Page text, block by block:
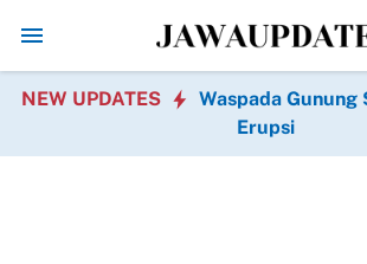
Kebakaran Gedung
NEW UPDATES
Waspada Gunung
Erupsi